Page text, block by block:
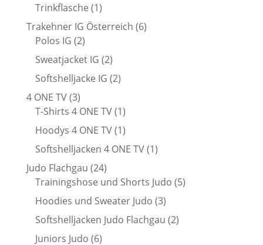
Trinkflasche 11
Produkt
Trakehner IG Österreich 66
Polos IG 22
Produkte
Sweatjacket IG 22
Produkte
Softshelljacke IG 22
4 ONE TV 33
Produkte
T-Shirts 4 ONE TV 11
Produkt
Hoodys 4 ONE TV 11
Produkt
Softshelljacken 4 ONE TV 11
Judo Flachgau 2424
Produkte
Trainingshose und Shorts Judo 55
Hoodies und Sweater Judo 33
Produkte
Softshelljacken Judo Flachgau 22
Juniors Judo 66